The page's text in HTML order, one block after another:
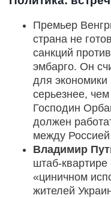
Премьер
страна не
санкций
эмбарго. Он
для экономики
серьезнее,
Господин
должен
между
Владимир
штаб-
«циничном
жителей